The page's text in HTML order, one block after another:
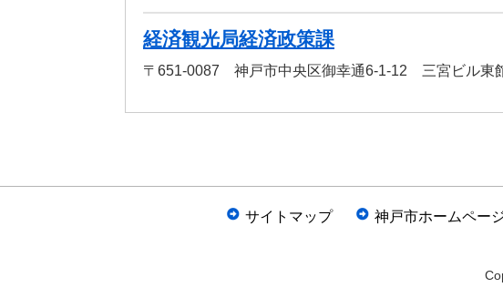
経済観光局経済政策課
〒651-0087 神戸市中央区御幸通6-1-12 三宮ビル東
サイトマップ 神戸市ホームペー